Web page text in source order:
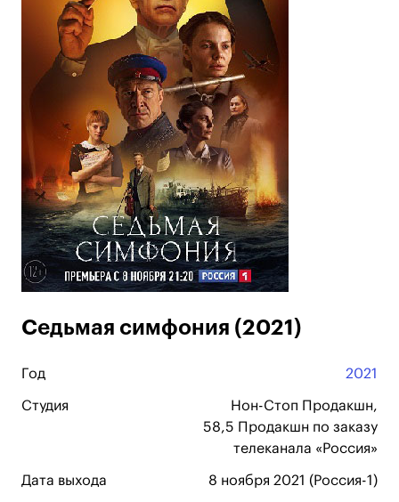
Седьмая симфония (2021)
Год 2021
Студия
Нон-Стоп Продакшн,
58,5 Продакшн по заказу
телеканала «Россия»
Дата выхода 8 ноября 2021 (Россия-1)